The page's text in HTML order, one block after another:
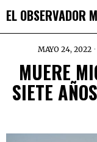
EL OBSERVADOR
MAYO 24, 2022
MUERE
SIETE